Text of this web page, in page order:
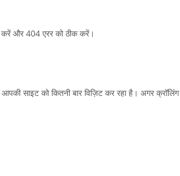
और 404 एरर को ठीक करें।
साइट को कितनी बार विज़िट कर रहा है। अगर क्रॉलिंग